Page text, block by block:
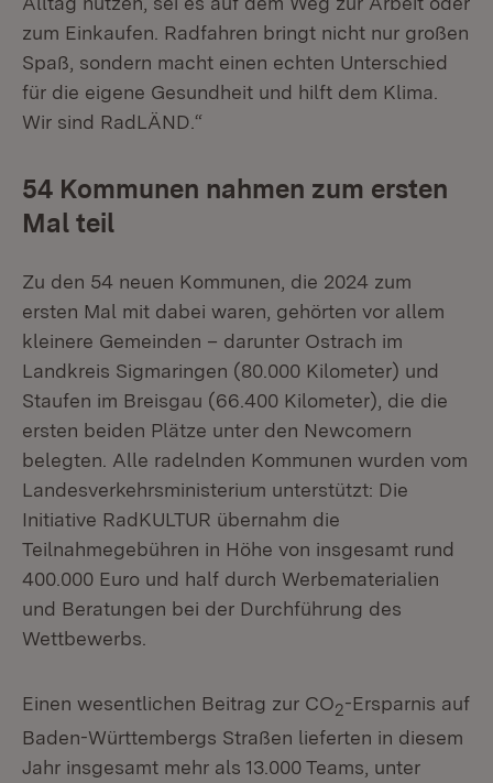
zum Einkaufen. Radfahren bringt nicht nur großen
Spaß, sondern macht einen echten Unterschied
für die eigene Gesundheit und hilft dem Klima.
Wir sind RadLÄND.“
54 Kommunen nahmen zum ersten
Mal teil
Zu den 54 neuen Kommunen, die 2024 zum
ersten Mal mit dabei waren, gehörten vor allem
kleinere Gemeinden – darunter Ostrach im
Landkreis Sigmaringen (80.000 Kilometer) und
Staufen im Breisgau (66.400 Kilometer), die die
ersten beiden Plätze unter den Newcomern
belegten. Alle radelnden Kommunen wurden vom
Landesverkehrsministerium unterstützt: Die
Initiative RadKULTUR übernahm die
Teilnahmegebühren in Höhe von insgesamt rund
400.000 Euro und half durch Werbematerialien
und Beratungen bei der Durchführung des
Wettbewerbs.
Einen wesentlichen Beitrag zur CO2-Ersparnis auf
Baden-Württembergs Straßen lieferten in diesem
Jahr insgesamt mehr als 13.000 Teams, unter